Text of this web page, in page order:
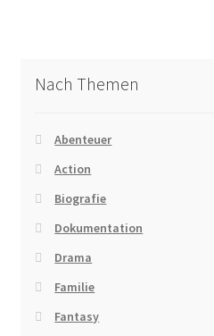
Nach Themen
Abenteuer
Action
Biografie
Dokumentation
Drama
Familie
Fantasy